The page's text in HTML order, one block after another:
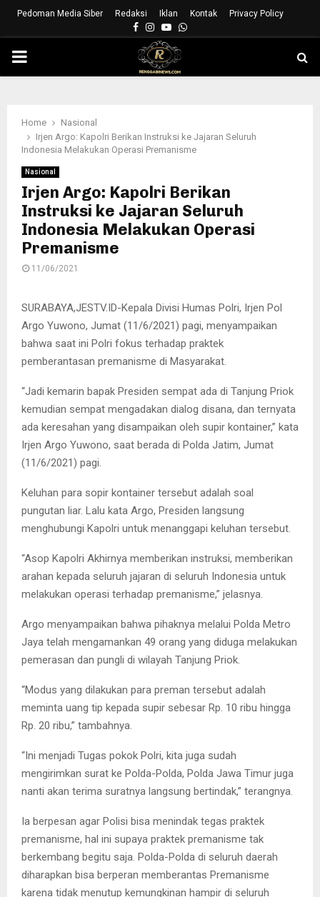
Pedoman Media Siber Redaksi Iklan Kontak Privacy Policy
Facebook
Instagram
YoutubeWhatsapp
PRIMARY
Home
Nasional
Irjen Argo: Kapolri Berikan Instruksi ke Jajaran Seluruh
Indonesia Melakukan Operasi Premanisme
Nasional
Irjen Argo: Kapolri Berikan
Instruksi ke Jajaran Seluruh
Indonesia Melakukan Operasi
Premanisme
11/06/2021
SURABAYA,JESTV.ID-Kepala Divisi Humas Polri, Irjen Pol
Argo Yuwono, Jumat (11/6/2021) pagi, menyampaikan
bahwa saat ini Polri fokus terhadap praktek
pemberantasan premanisme di Masyarakat.
“Jadi kemarin bapak Presiden sempat ada di Tanjung Priok
kemudian sempat mengadakan dialog disana, dan ternyata
ada keresahan yang disampaikan oleh supir kontainer,” kata
Irjen Argo Yuwono, saat berada di Polda Jatim, Jumat
(11/6/2021) pagi.
Keluhan para sopir kontainer tersebut adalah soal
pungutan liar. Lalu kata Argo, Presiden langsung
menghubungi Kapolri untuk menanggapi keluhan tersebut.
“Asop Kapolri Akhirnya memberikan instruksi, memberikan
arahan kepada seluruh jajaran di seluruh Indonesia untuk
melakukan operasi terhadap premanisme,” jelasnya.
Argo menyampaikan bahwa pihaknya melalui Polda Metro
Jaya telah mengamankan 49 orang yang diduga melakukan
pemerasan dan pungli di wilayah Tanjung Priok.
“Modus yang dilakukan para preman tersebut adalah
meminta uang tip kepada supir sebesar Rp. 10 ribu hingga
Rp. 20 ribu,” tambahnya.
“Ini menjadi Tugas pokok Polri, kita juga sudah
mengirimkan surat ke Polda-Polda, Polda Jawa Timur juga
nanti akan terima suratnya langsung bertindak,” terangnya.
Ia berpesan agar Polisi bisa menindak tegas praktek
premanisme, hal ini supaya praktek premanisme tak
berkembang begitu saja. Polda-Polda di seluruh daerah
diharapkan bisa berperan memberantas Premanisme
karena tidak menutup kemungkinan hampir di seluruh